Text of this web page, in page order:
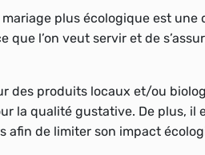
plus écologique est une
que l’on veut servir et de
des produits locaux et/ou
la qualité gustative. De plus, il
afin de limiter son impact